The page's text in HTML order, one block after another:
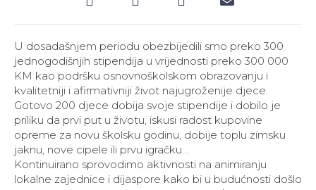
U dosadašnjem periodu obezbijedili smo preko 300
jednogodišnjih stipendija u vrijednosti preko 300 000
KM kao podršku osnovnoškolskom obrazovanju i
kvalitetniji i afirmativniji život najugroženije djece.
Gotovo 200 djece dobija svoje stipendije i dobilo je
priliku da prvi put u životu, iskusi radost kupovine
opreme za novu školsku godinu, dobije toplu zimsku
jaknu, nove cipele ili prvu igračku…
Kontinuirano sprovodimo aktivnosti na animiranju
lokalne zajednice i dijaspore kako bi u budućnosti došlo